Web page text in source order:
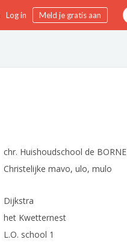
Log in Meld je gratis aan
chr. Huishoudschool de BORNE
Christelijke mavo, ulo, mulo
Dijkstra
het Kwetternest
L.O. school 1